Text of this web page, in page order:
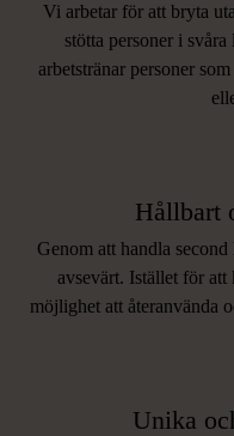
Vi arbetar för att bryta
stötta personer i
arbetstränar personer
Hållbart
Genom att handla
avsevärt. Istället för
möjlighet att återanvända
Unika